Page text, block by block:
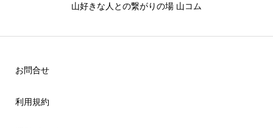
山好きな人との繋がりの場 山コム
お問合せ
利用規約